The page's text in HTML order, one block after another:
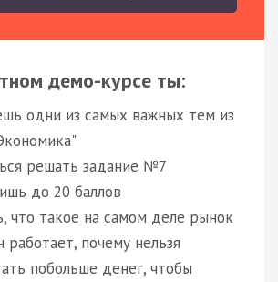
демо-курсе ты:
одни из самых важных тем из
решать задание №7
до 20 баллов
что такое на самом деле рынок
работает, почему нельзя
побольше денег, чтобы